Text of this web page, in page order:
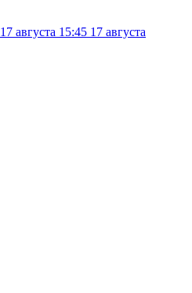
17 августа 15:45 17 августа